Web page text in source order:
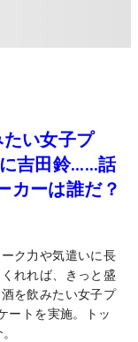
たい女子プ
吉田鈴……話
カーは誰だ？
ク力や気遣いに長
れれば、きっと盛
を飲みたい女子プ
ートを実施。トッ